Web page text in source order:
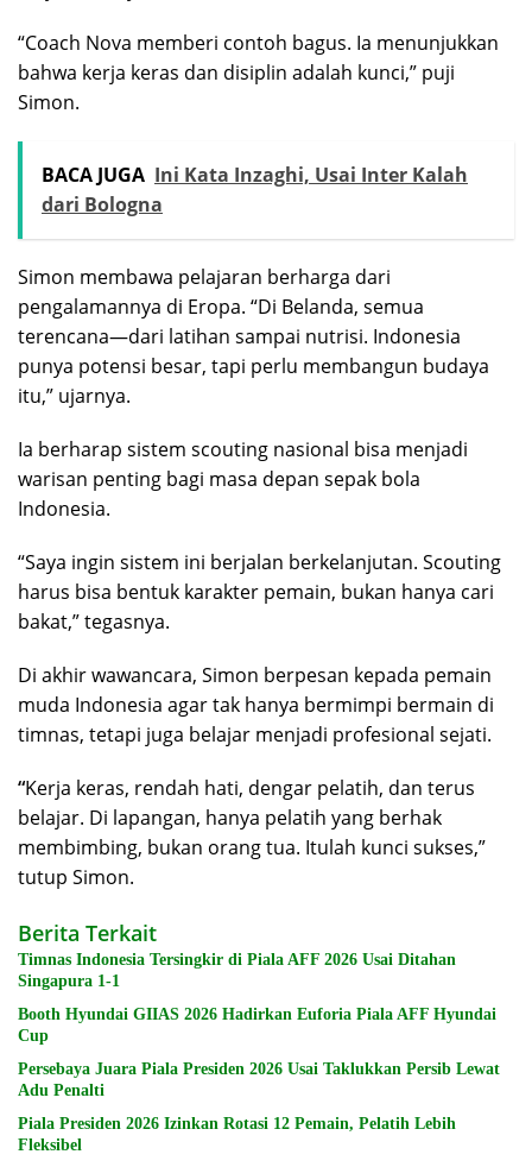
“Coach Nova memberi contoh bagus. Ia menunjukkan
bahwa kerja keras dan disiplin adalah kunci,” puji
Simon.
BACA JUGA Ini Kata Inzaghi, Usai Inter Kalah
dari Bologna
Simon membawa pelajaran berharga dari
pengalamannya di Eropa. “Di Belanda, semua
terencana—dari latihan sampai nutrisi. Indonesia
punya potensi besar, tapi perlu membangun budaya
itu,” ujarnya.
Ia berharap sistem scouting nasional bisa menjadi
warisan penting bagi masa depan sepak bola
Indonesia.
“Saya ingin sistem ini berjalan berkelanjutan. Scouting
harus bisa bentuk karakter pemain, bukan hanya cari
bakat,” tegasnya.
Di akhir wawancara, Simon berpesan kepada pemain
muda Indonesia agar tak hanya bermimpi bermain di
timnas, tetapi juga belajar menjadi profesional sejati.
“Kerja keras, rendah hati, dengar pelatih, dan terus
belajar. Di lapangan, hanya pelatih yang berhak
membimbing, bukan orang tua. Itulah kunci sukses,”
tutup Simon.
Berita Terkait
Timnas Indonesia Tersingkir di Piala AFF 2026 Usai Ditahan
Singapura 1-1
Booth Hyundai GIIAS 2026 Hadirkan Euforia Piala AFF Hyundai
Cup
Persebaya Juara Piala Presiden 2026 Usai Taklukkan Persib Lewat
Adu Penalti
Piala Presiden 2026 Izinkan Rotasi 12 Pemain, Pelatih Lebih
Fleksibel